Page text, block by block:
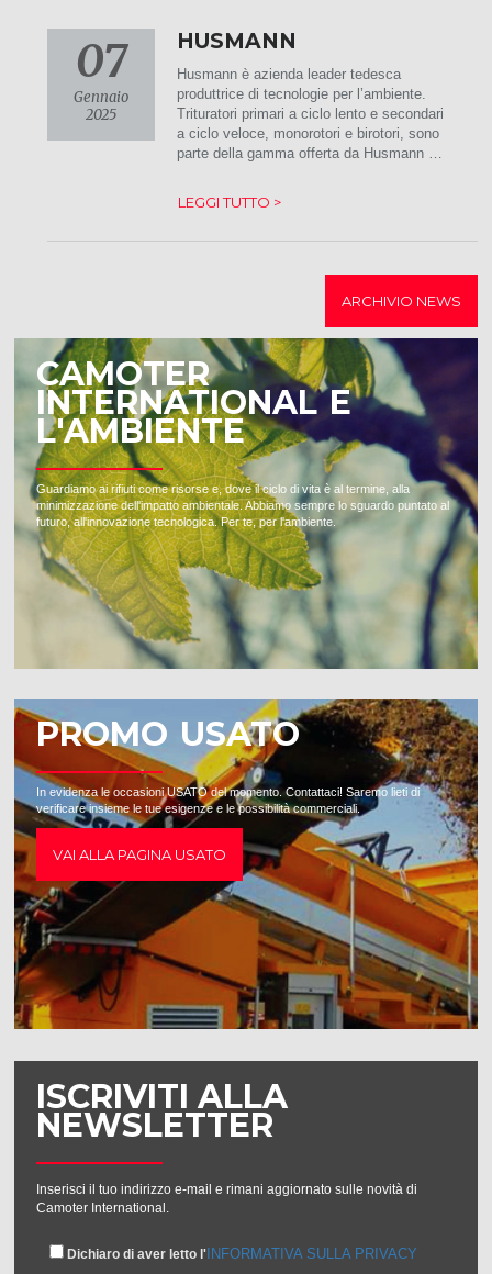
07
Gennaio
2025
HUSMANN
Husmann è azienda leader tedesca
produttrice di tecnologie per l’ambiente.
Trituratori primari a ciclo lento e secondari
a ciclo veloce, monorotori e birotori, sono
parte della gamma offerta da Husmann …
LEGGI TUTTO >
ARCHIVIO NEWS
CAMOTER
INTERNATIONAL E
L'AMBIENTE
Guardiamo ai rifiuti come risorse e, dove il ciclo di vita è al termine, alla
minimizzazione dell'impatto ambientale. Abbiamo sempre lo sguardo puntato al
futuro, all'innovazione tecnologica. Per te, per l'ambiente.
PROMO USATO
In evidenza le occasioni USATO del momento. Contattaci! Saremo lieti di
verificare insieme le tue esigenze e le possibilità commerciali.
VAI ALLA PAGINA USATO
ISCRIVITI ALLA
NEWSLETTER
Inserisci il tuo indirizzo e-mail e rimani aggiornato sulle novità di
Camoter International.
Dichiaro di aver letto l' INFORMATIVA SULLA PRIVACY